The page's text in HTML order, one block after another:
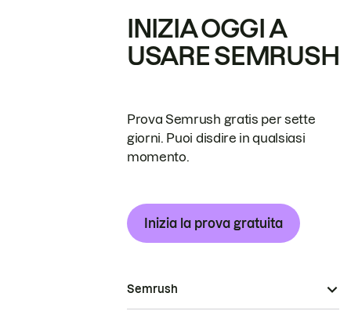
INIZIA OGGI A
USARE SEMRUSH
Prova Semrush gratis per sette
giorni. Puoi disdire in qualsiasi
momento.
Inizia la prova gratuita
Semrush